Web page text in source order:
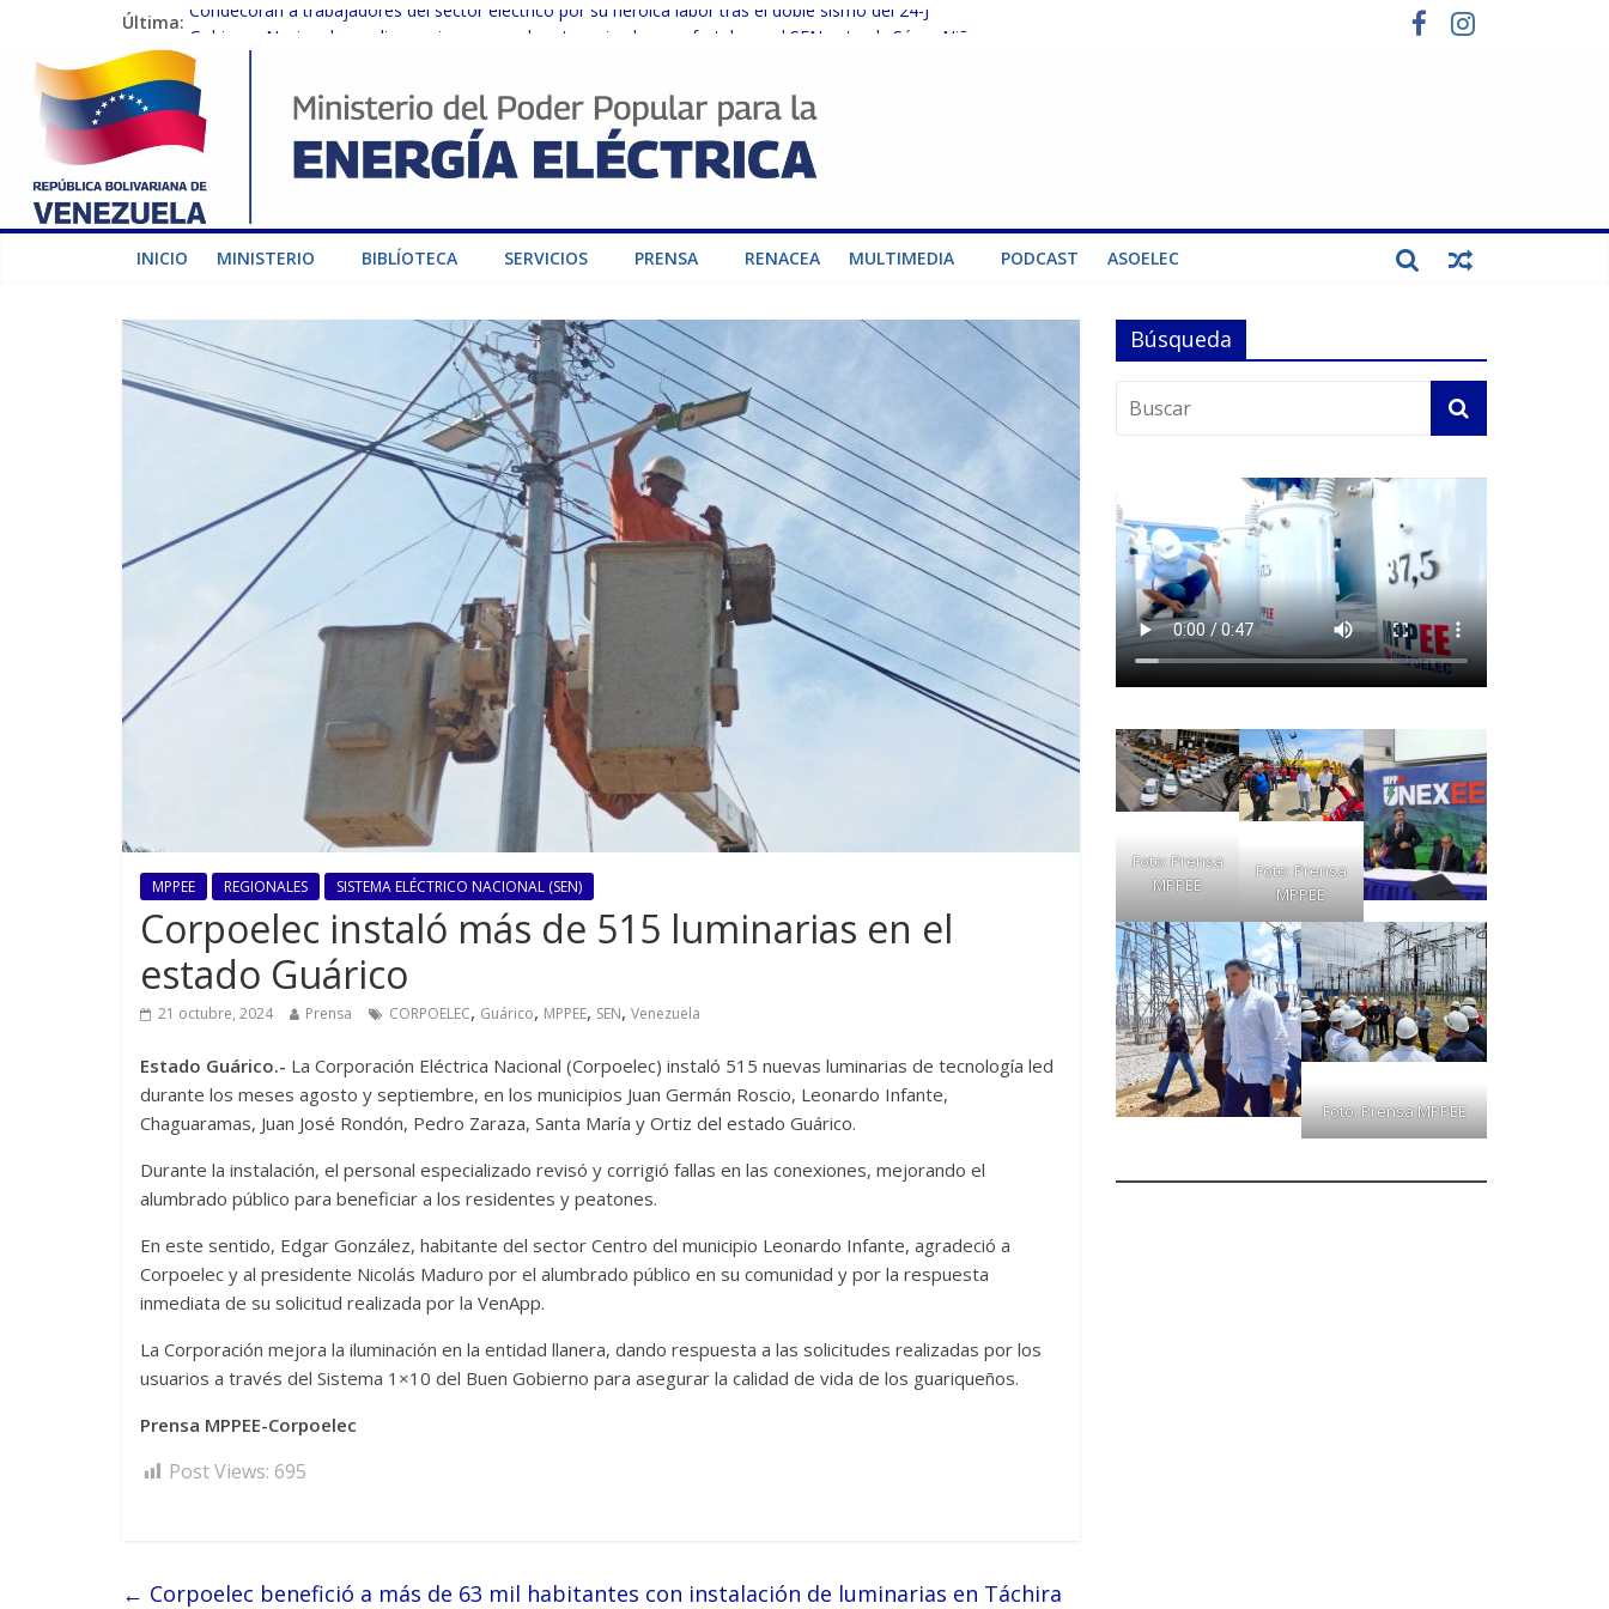
Última: Condecoran a trabajadores del sector eléctrico por su heroica labor tras el doble sismo del 24-J
Gobierno Nacional coordina acciones con el sector privado para fortalecer el SEN ante el «Súper Niño»
Inspeccionan trabajos de rehabilitación en instalaciones del SEN en Carabobo
Gobierno Nacional activa plan preventivo para fortalecer el SEN ante el fenómeno de El Niño
Termocarabobo recupera el 50% de su capacidad de generación para fortalecer el SEN
INICIO MINISTERIO BIBLÍOTECA SERVICIOS PRENSA RENACEA MULTIMEDIA PODCAST ASOELEC
MPPEE REGIONALES SISTEMA ELÉCTRICO NACIONAL (SEN)
Corpoelec instaló más de 515 luminarias en el
estado Guárico
21 octubre, 2024 Prensa CORPOELEC, Guárico, MPPEE, SEN, Venezuela
Estado Guárico.- La Corporación Eléctrica Nacional (Corpoelec) instaló 515 nuevas luminarias de tecnología led
durante los meses agosto y septiembre, en los municipios Juan Germán Roscio, Leonardo Infante,
Chaguaramas, Juan José Rondón, Pedro Zaraza, Santa María y Ortiz del estado Guárico.
Durante la instalación, el personal especializado revisó y corrigió fallas en las conexiones, mejorando el
alumbrado público para beneficiar a los residentes y peatones.
En este sentido, Edgar González, habitante del sector Centro del municipio Leonardo Infante, agradeció a
Corpoelec y al presidente Nicolás Maduro por el alumbrado público en su comunidad y por la respuesta
inmediata de su solicitud realizada por la VenApp.
La Corporación mejora la iluminación en la entidad llanera, dando respuesta a las solicitudes realizadas por los
usuarios a través del Sistema 1×10 del Buen Gobierno para asegurar la calidad de vida de los guariqueños.
Prensa MPPEE-Corpoelec
Post Views: 695
← Corpoelec benefició a más de 63 mil habitantes con instalación de luminarias en Táchira
Búsqueda
Foto: Prensa
MPPEE
Foto: Prensa
MPPEE
Foto: Prensa MPPEE